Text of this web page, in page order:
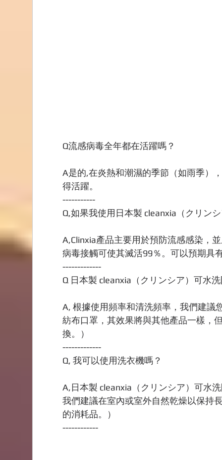
Q流感病毒全年都在活躍嗎？
A是的,在炎熱和潮濕的季節（如雨季）
得活躍。
-----------
Q,如果我使用日本製 cleanxia（クリン
A,Clinxia產品主要用於預防流感感染，
病毒接觸可使其滅活99％。可以預期具
-------------
Q 日本製 cleanxia（クリンシア）可水
A, 根據使用頻率和清洗頻率，我們建議
紡布口罩，其效果將與其他產品一樣，
換。）
-------------
Q, 我可以使用洗衣機嗎？
A,日本製 cleanxia（クリンシア）可水
我們建議在室內或室外自然乾燥以保持
的消耗品。）
------------